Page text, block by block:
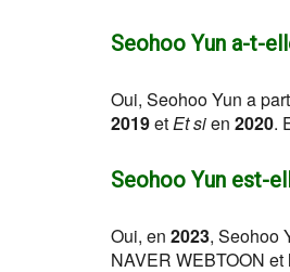
Seohoo Yun a-t-
Oui, Seohoo Yun a
2019etEt sien 2020.
Seohoo Yun est-
Oui, en 2023, Seohoo
NAVER WEBTOON et